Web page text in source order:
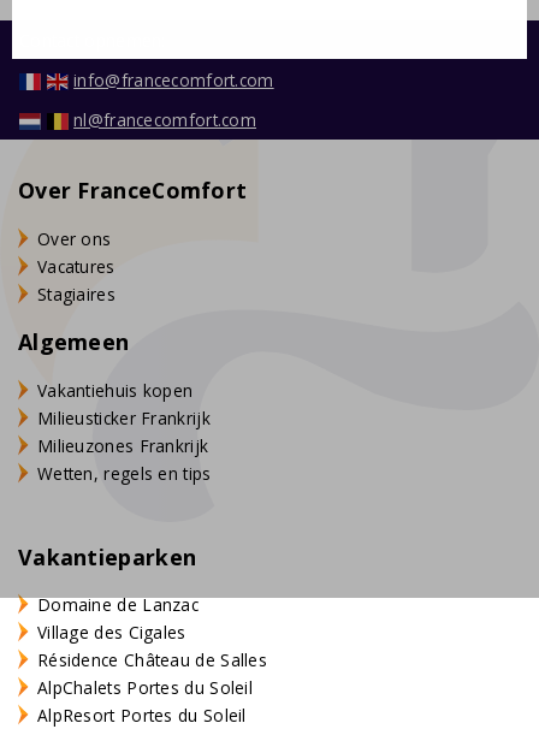
info@francecomfort.com
nl@francecomfort.com
Over FranceComfort
Over ons
Vacatures
Stagiaires
Algemeen
Vakantiehuis kopen
Milieusticker Frankrijk
Milieuzones Frankrijk
Wetten, regels en tips
Vakantieparken
Domaine de Lanzac
Village des Cigales
Résidence Château de Salles
AlpChalets Portes du Soleil
AlpResort Portes du Soleil